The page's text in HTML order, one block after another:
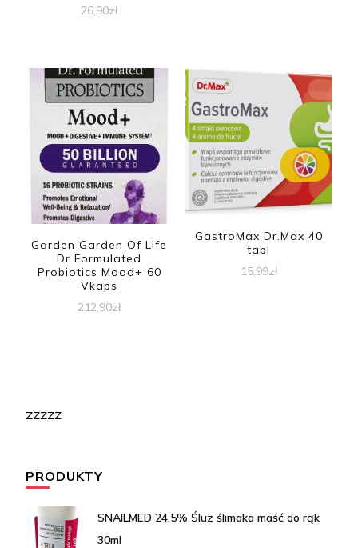
26,90zł
Garden Garden Of Life
Dr Formulated
Probiotics Mood+ 60
Vkaps
212,90zł
GastroMax Dr.Max 40
tabl
15,99zł
zzzzz
PRODUKTY
SNAILMED 24,5% Śluz ślimaka maść do rąk
30ml